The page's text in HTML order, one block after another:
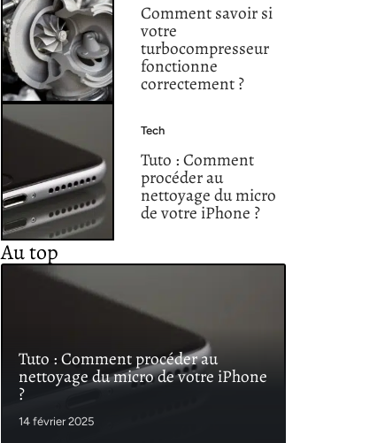
Comment savoir si
votre
turbocompresseur
fonctionne
correctement ?
Tech
Tuto : Comment
procéder au
nettoyage du micro
de votre iPhone ?
Au top
Tuto : Comment procéder au
nettoyage du micro de votre iPhone
?
14 février 2025